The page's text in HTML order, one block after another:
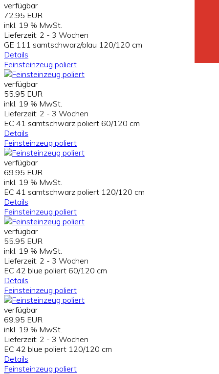
verfügbar
72.95 EUR
inkl. 19 % MwSt.
Lieferzeit: 2 - 3 Wochen
GE 111 samtschwarz/blau 120/120 cm
Details
Feinsteinzeug poliert
verfügbar
55.95 EUR
inkl. 19 % MwSt.
Lieferzeit: 2 - 3 Wochen
EC 41 samtschwarz poliert 60/120 cm
Details
Feinsteinzeug poliert
verfügbar
69.95 EUR
inkl. 19 % MwSt.
EC 41 samtschwarz poliert 120/120 cm
Details
Feinsteinzeug poliert
verfügbar
55.95 EUR
inkl. 19 % MwSt.
Lieferzeit: 2 - 3 Wochen
EC 42 blue poliert 60/120 cm
Details
Feinsteinzeug poliert
verfügbar
69.95 EUR
inkl. 19 % MwSt.
Lieferzeit: 2 - 3 Wochen
EC 42 blue poliert 120/120 cm
Details
Feinsteinzeug poliert